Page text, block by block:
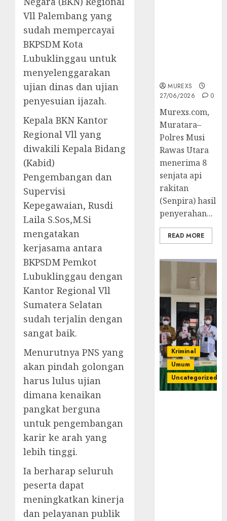
Vll Palembang yang
sudah mempercayai
BKPSDM Kota
Lubuklinggau untuk
menyelenggarakan
ujian dinas dan ujian
penyesuian ijazah.
Kepala BKN Kantor
Regional Vll yang
diwakili Kepala Bidang
(Kabid)
Pengembangan dan
Supervisi
Kepegawaian, Rusdi
Laila S.Sos,M.Si
mengatakan
kerjasama antara
BKPSDM Pemkot
Lubuklinggau dengan
Kantor Regional Vll
Sumatera Selatan
sudah terjalin dengan
sangat baik.
Menurutnya PNS yang
akan pindah golongan
harus lulus ujian
dimana kenaikan
pangkat berguna
untuk pengembangan
karir ke arah yang
lebih tinggi.
Ia berharap seluruh
peserta dapat
meningkatkan kinerja
dan pelayanan publik
MUREXS
27/06/2026
0
Murexs.com,
Muratara–
Polres Musi
Rawas Utara
menerima 8
senjata api
rakitan
(Senpira) hasil
penyerahan...
READ MORE
Kriminal
Umum
Uncategorized